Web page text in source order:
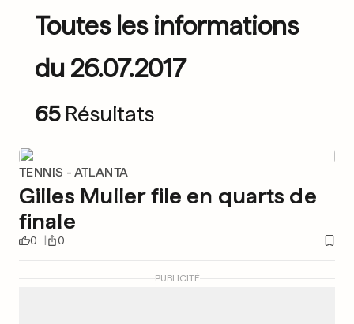
Toutes les informations
du 26.07.2017
65 Résultats
TENNIS - ATLANTA
Gilles Muller file en quarts de
finale
0 0
PUBLICITÉ